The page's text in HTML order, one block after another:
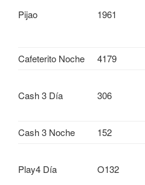
Pijao 1961
Cafeterito Noche
4179
Cash 3 Día 306
Cash 3 Noche
152
Play4 Día O132